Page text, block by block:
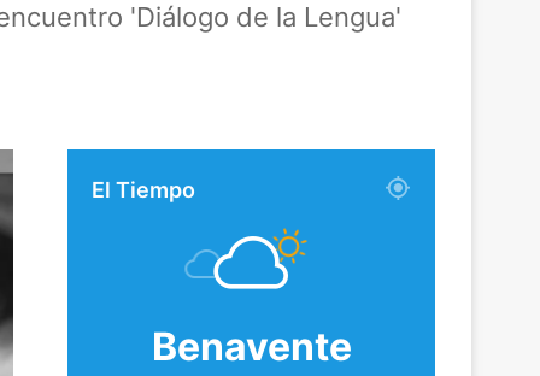
'Diálogo de la Lengua'
El Tiempo
Benavente